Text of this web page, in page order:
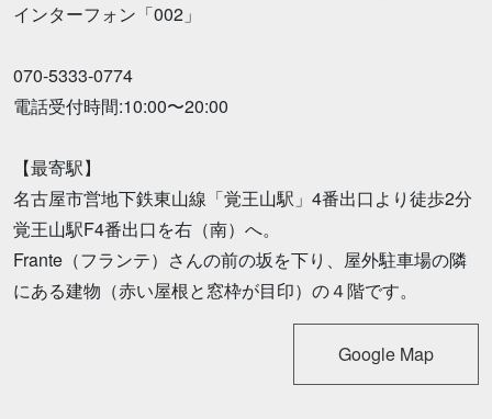
インターフォン「002」
070-5333-0774
電話受付時間:10:00〜20:00
【最寄駅】
名古屋市営地下鉄東山線「覚王山駅」4番出口より徒歩2分
覚王山駅F4番出口を右（南）へ。
Frante（フランテ）さんの前の坂を下り、屋外駐車場の隣
にある建物（赤い屋根と窓枠が目印）の４階です。
Google Map